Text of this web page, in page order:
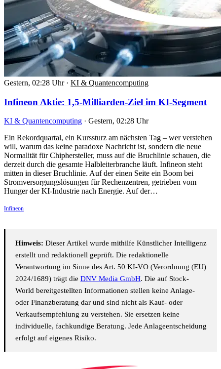
Gestern, 02:28 Uhr · KI & Quantencomputing
Infineon Aktie: 1,5-Milliarden-Ziel im KI-Segment
KI & Quantencomputing · Gestern, 02:28 Uhr
Ein Rekordquartal, ein Kurssturz am nächsten Tag – wer verstehen
will, warum das keine paradoxe Nachricht ist, sondern die neue
Normalität für Chiphersteller, muss auf die Bruchlinie schauen, die
derzeit durch die gesamte Halbleiterbranche läuft. Infineon steht
mitten in dieser Bruchlinie. Auf der einen Seite ein Boom bei
Stromversorgungslösungen für Rechenzentren, getrieben vom
Hunger der KI-Industrie nach Energie. Auf der…
Infineon
Hinweis: Dieser Artikel wurde mithilfe Künstlicher Intelligenz
erstellt und redaktionell geprüft. Die redaktionelle
Verantwortung im Sinne des Art. 50 KI-VO (Verordnung (EU)
2024/1689) trägt die DNV Media GmbH. Die auf Stock-
World bereitgestellten Informationen stellen keine Anlage-
oder Finanzberatung dar und sind nicht als Kauf- oder
Verkaufsempfehlung zu verstehen. Sie ersetzen keine
individuelle, fachkundige Beratung. Jede Anlageentscheidung
erfolgt auf eigenes Risiko.